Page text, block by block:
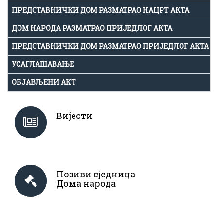
ПРЕДСТАВНИЧКИ ДОМ РАЗМАТРАО НАЦРТ АКТА
ДОМ НАРОДА РАЗМАТРАО ПРИЈЕДЛОГ АКТА
ПРЕДСТАВНИЧКИ ДОМ РАЗМАТРАО ПРИЈЕДЛОГ АКТА
УСАГЛАШАВАЊЕ
ОБЈАВЉЕНИ АКТ
Вијести
Позиви сједница
Дома народа